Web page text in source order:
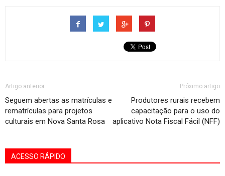
Artigo anterior
Seguem abertas as matrículas e
rematrículas para projetos
culturais em Nova Santa Rosa
Próximo artigo
Produtores rurais recebem
capacitação para o uso do
aplicativo Nota Fiscal Fácil (NFF)
ACESSO RÁPIDO